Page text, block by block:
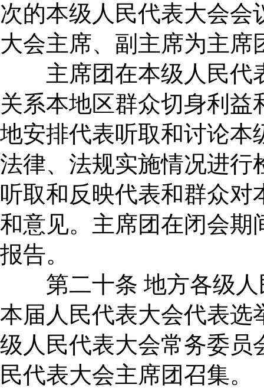
次的本级人民代表大会
大会主席、副主席为主席
主席团在本级人民代
关系本地区群众切身利
地安排代表听取和讨论本
法律、法规实施情况进行
听取和反映代表和群众
和意见。主席团在闭会期
报告。
第二十条 地方各级人
本届人民代表大会代表选
级人民代表大会常务委员
民代表大会主席团召集。